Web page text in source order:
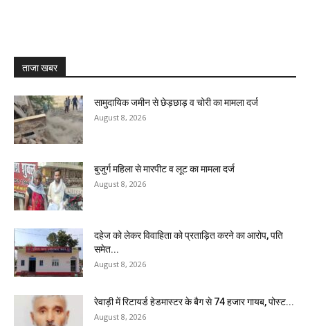
ताजा खबर
सामुदायिक जमीन से छेड़छाड़ व चोरी का मामला दर्ज
August 8, 2026
बुजुर्ग महिला से मारपीट व लूट का मामला दर्ज
August 8, 2026
दहेज को लेकर विवाहिता को प्रताड़ित करने का आरोप, पति
समेत...
August 8, 2026
रेवाड़ी में रिटायर्ड हेडमास्टर के बैग से ₹74 हजार गायब, पोस्ट...
August 8, 2026